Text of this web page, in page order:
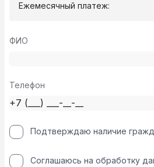
Ежемесячный платеж:
ФИО
Телефон
Подтверждаю наличие
Соглашаюсь на обработку